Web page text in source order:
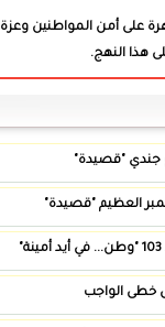
على أمن المواطنين وعزة
هذا النهج.
جندي "قصيدة"
العظيم "قصيدة"
خطى الواجب